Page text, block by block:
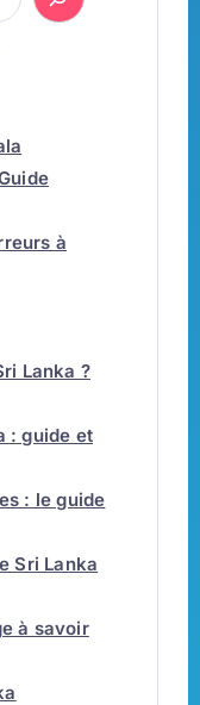
à
Lanka ?
: guide et
: le guide
Sri Lanka
à savoir